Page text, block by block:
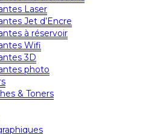
Laser
Jet d’Encre
à réservoir
Wifi
3D
photo
& Toners